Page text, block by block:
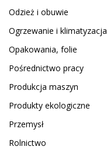
Odzież i obuwie
Ogrzewanie i klimatyzacja
Opakowania, folie
Pośrednictwo pracy
Produkcja maszyn
Produkty ekologiczne
Przemysł
Rolnictwo